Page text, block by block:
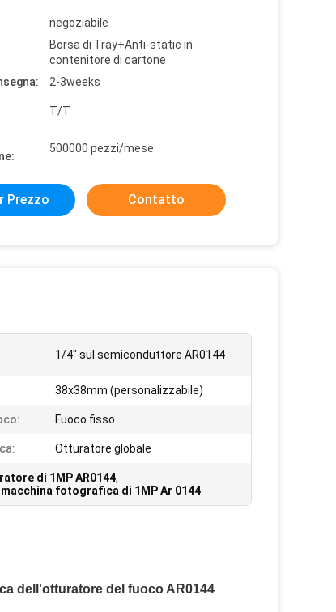
negoziabile
Borsa di Tray+Anti-static in
contenitore di cartone
2-3weeks
T/T
500000 pezzi/mese
Prezzo Contatto
1/4" sul semiconduttore AR0144
38x38mm (personalizzabile)
Fuoco fisso
Otturatore globale
di 1MP AR0144,
fotografica di 1MP Ar 0144
dell'otturatore del fuoco AR0144